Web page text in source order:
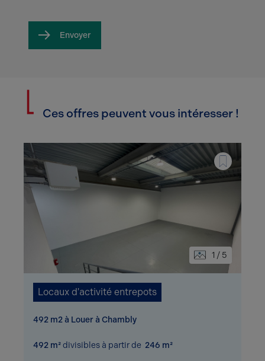
Envoyer
Ces offres peuvent vous intéresser !
1 / 5
Locaux d'activité entrepots
492 m2 à Louer à Chambly
492 m²divisibles à partir de 246 m²